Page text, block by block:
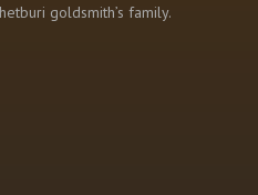
goldsmith’s family.